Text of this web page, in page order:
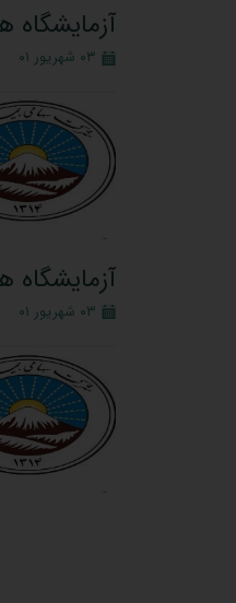
آزمایشگاه
۰۳ شهریور ۰۱
آزمایشگاه
۰۳ شهریور ۰۱